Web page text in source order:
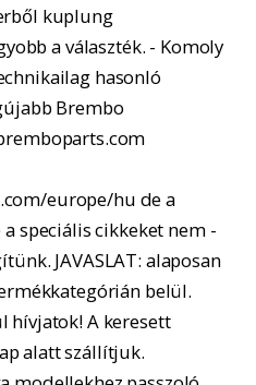
kuplung
a választék. - Komoly
hasonló
Brembo
europe/hu de a
speciális cikkeket nem -
JAVASLAT: alaposan
belül.
hívjatok! A keresett
alatt szállítjuk.